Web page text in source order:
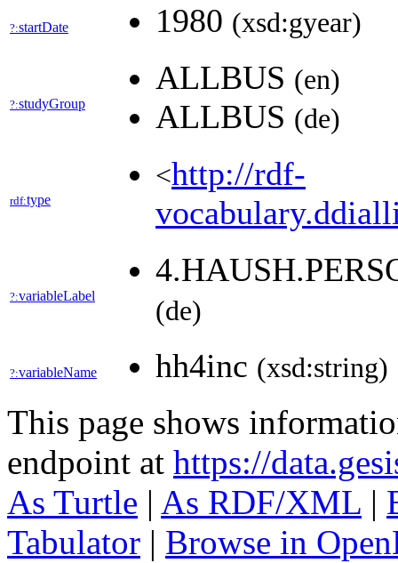
?:startDate 1980 (xsd:gyear)
?:studyGroup
ALLBUS (en)
ALLBUS (de)
rdf:type
<http://rdf-
?:variableLabel (de)
?:variableName hh4inc (xsd:string)
This page shows
endpoint at https://
As Turtle | As RDF/XML |
Tabulator | Browse in